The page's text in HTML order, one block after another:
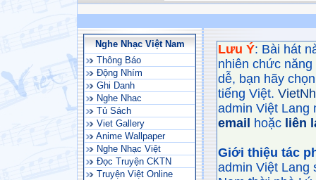
Nghe Nhạc Việt Nam
Thông Báo
Động Nhím
Ghi Danh
Nghe Nhac
Tủ Sách
Viet Gallery
Anime Wallpaper
Nghe Nhạc Việt
Đọc Truyện CKTN
Truyện Việt Online
Lưu Ý: Bài hát
nhiên chức
dễ, bạn hãy
tiếng Việt.
admin Việt Lang
email
hoặc liên
Giới thiệu tác
admin Việt Lang